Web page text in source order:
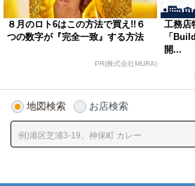
８月のロト6はこの方法で買え!!６
つの数字が『完全一致』する方法
PR(株式会社MURA)
工務店
「
開...
地図検索 お店検索